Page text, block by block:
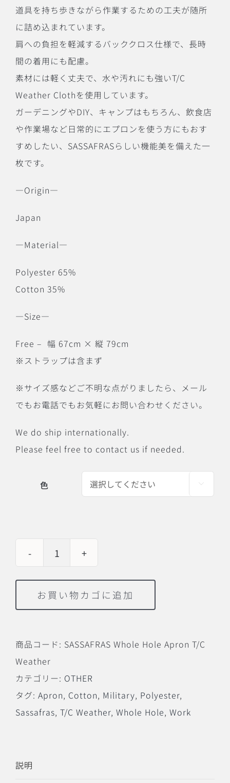
道具を持ち歩きながら作業するための工夫が随所
に詰め込まれています。
肩への負担を軽減するバッククロス仕様で、長時
間の着用にも配慮。
素材には軽く丈夫で、水や汚れにも強いT/C
Weather Clothを使用しています。
ガーデニングやDIY、キャンプはもちろん、飲食店
や作業場など日常的にエプロンを使う方にもおす
すめしたい、SASSAFRASらしい機能美を備えた一
枚です。
―Origin―
Japan
―Material―
Polyester 65%
Cotton 35%
―Size―
Free – 幅 67cm × 縦 79cm
※ストラップは含まず
※サイズ感などご不明な点がりましたら、メール
でもお電話でもお気軽にお問い合わせください。
We do ship internationally.
Please feel free to contact us if needed.
色 
SASSAFRAS
Whole
Hole
Apron
Weather
お買い物カゴに追加
商品コード: SASSAFRAS Whole Hole Apron T/C
Weather
カテゴリー: OTHER
タグ: Apron, Cotton, Military, Polyester,
Sassafras, T/C Weather, Whole Hole, Work
説明